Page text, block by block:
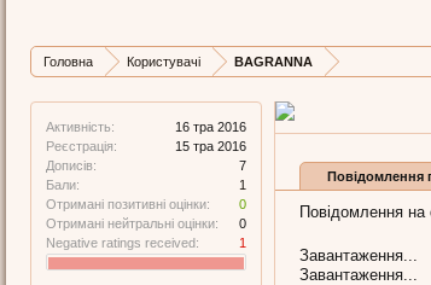
Головна Користувачі BAGRANNA
Активність:
16 тра 2016
Реєстрація:
15 тра 2016
Дописів:
7
Бали:
1
Отримані позитивні оцінки:
0
Отримані нейтральні оцінки:
0
Negative ratings received:
1
Повідомлення
Повідомлення на
Завантаження...
Завантаження...